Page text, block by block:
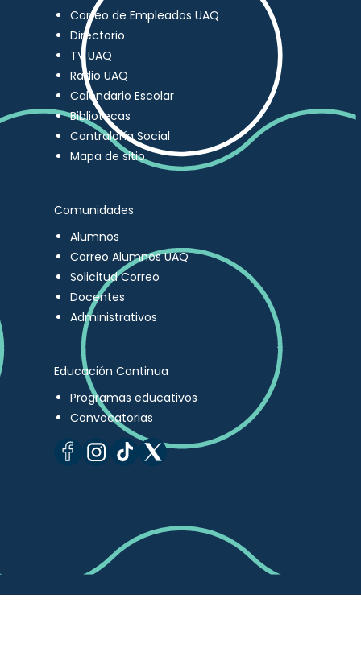
Correo de Empleados UAQ
Directorio
TV UAQ
Radio UAQ
Calendario Escolar
Bibliotecas
Contraloría Social
Mapa de sitio
Comunidades
Alumnos
Correo Alumnos UAQ
Solicitud Correo
Docentes
Administrativos
Educación Continua
Programas educativos
Convocatorias